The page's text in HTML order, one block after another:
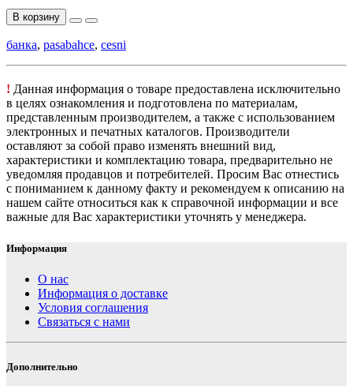
В корзину
банка, pasabahce, cesni
! Данная информация о товаре предоставлена исключительно
в целях ознакомления и подготовлена по материалам,
представленным производителем, а также с использованием
электронных и печатных каталогов. Производители
оставляют за собой право изменять внешний вид,
характеристики и комплектацию товара, предварительно не
уведомляя продавцов и потребителей. Просим Вас отнестись
с пониманием к данному факту и рекомендуем к описанию на
нашем сайте относиться как к справочной информации и все
важные для Вас характеристики уточнять у менеджера.
Информация
О нас
Информация о доставке
Условия соглашения
Связаться с нами
Дополнительно